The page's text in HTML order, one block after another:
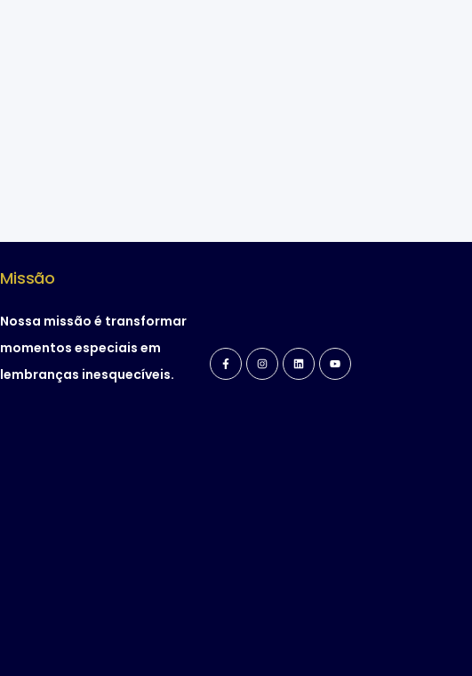
Missão
Nossa missão é transformar
momentos especiais em
lembranças inesquecíveis.